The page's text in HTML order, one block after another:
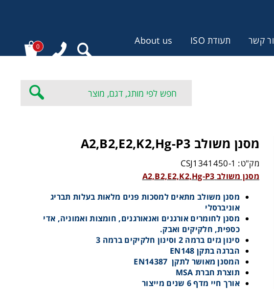
קשר תעודת ISO
About us
0
מסנן משולב A2,B2,E2,K2,Hg-P3
מק"ט: CSJ1341450-1
מסנן משולב A2,B2,E2,K2,Hg-P3
מסנן משולב מתאים למסכות פנים מלאות בעלות תבריג
אוניברסלי
מסנן לחומרים אורגנים ואנאורגנים, חומצות ואמוניה, אדי
כספית, חלקיקים ואבק.
סינון גזים ברמה 2 וסינון חלקיקים ברמה 3
הברגה בתקן EN148
המסנן מאושר לתקן EN14387
תוצרת חברת MSA
אורך חיי מדף 6 שנים מייצור